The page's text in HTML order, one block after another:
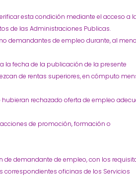
esta condición mediante el acceso a
de las Administraciones Publicas.
demandantes de empleo durante, al
la fecha de la publicación de la presente
de rentas superiores, en cómputo
rechazado oferta de empleo
de promoción, formación o
de demandante de empleo, con los
correspondientes oficinas de los Servicios